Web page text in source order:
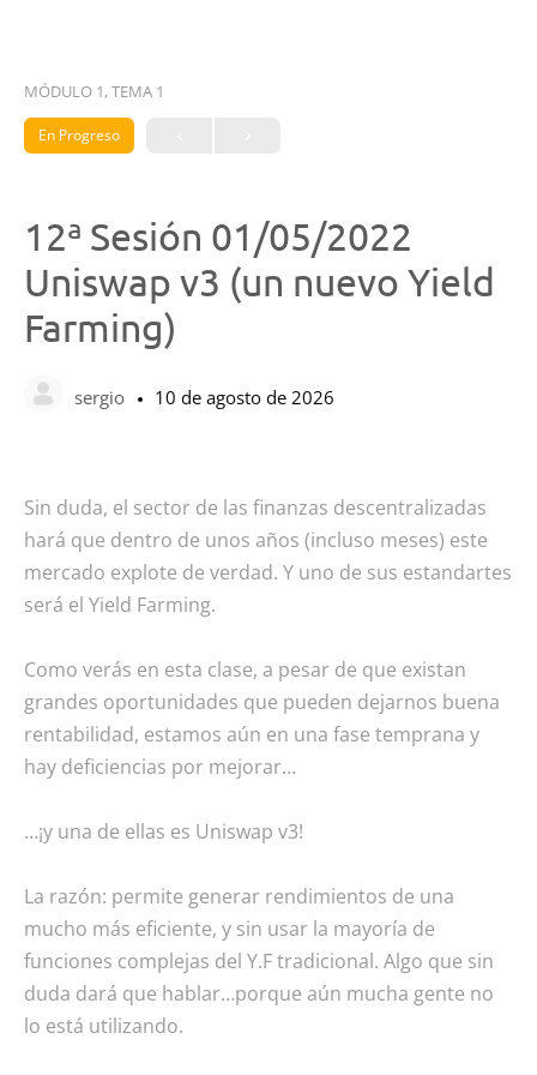
MÓDULO 1, TEMA 1
En Progreso
12ª Sesión 01/05/2022
Uniswap v3 (un nuevo Yield
Farming)
sergio 10 de agosto de 2026
Sin duda, el sector de las finanzas descentralizadas
hará que dentro de unos años (incluso meses) este
mercado explote de verdad. Y uno de sus estandartes
será el Yield Farming.
Como verás en esta clase, a pesar de que existan
grandes oportunidades que pueden dejarnos buena
rentabilidad, estamos aún en una fase temprana y
hay deficiencias por mejorar…
…¡y una de ellas es Uniswap v3!
La razón: permite generar rendimientos de una
mucho más eficiente, y sin usar la mayoría de
funciones complejas del Y.F tradicional. Algo que sin
duda dará que hablar…porque aún mucha gente no
lo está utilizando.